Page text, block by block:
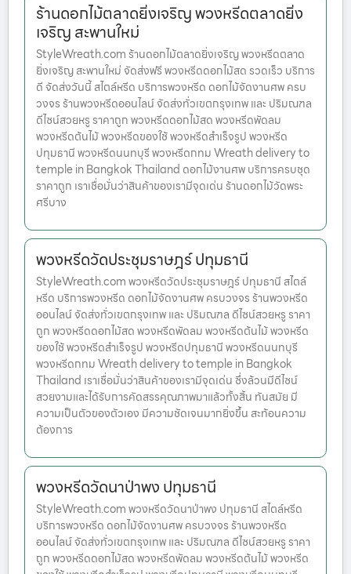
ร้านดอกไม้ตลาดยิ่งเจริญ พวงหรีดตลาดยิ่ง
เจริญ สะพานใหม่
StyleWreath.com ร้านดอกไม้ตลาดยิ่งเจริญ พวงหรีดตลาด
ยิ่งเจริญ สะพานใหม่ จัดส่งฟรี พวงหรีดดอกไม้สด รวดเร็ว บริการ
ดี จัดส่งวันนี้ สไตล์หรีด บริการพวงหรีด ดอกไม้จัดงานศพ ครบ
วงจร ร้านพวงหรีดออนไลน์ จัดส่งทั่วเขตกรุงเทพ และ ปริมณฑล
ดีไซน์สวยหรู ราคาถูก พวงหรีดดอกไม้สด พวงหรีดพัดลม
พวงหรีดต้นไม้ พวงหรีดของใช้ พวงหรีดสำเร็จรูป พวงหรีด
ปทุมธานี พวงหรีดนนทบุรี พวงหรีดกทม Wreath delivery to
temple in Bangkok Thailand ดอกไม้งานศพ บริการครบชุด
ราคาถูก เราเชื่อมั่นว่าสินค้าของเรามีจุดเด่น ร้านดอกไม้วัดพระ
ศรีบาง
พวงหรีดวัดประชุมราษฎร์ ปทุมธานี
StyleWreath.com พวงหรีดวัดประชุมราษฎร์ ปทุมธานี สไตล์
หรีด บริการพวงหรีด ดอกไม้จัดงานศพ ครบวงจร ร้านพวงหรีด
ออนไลน์ จัดส่งทั่วเขตกรุงเทพ และ ปริมณฑล ดีไซน์สวยหรู ราคา
ถูก พวงหรีดดอกไม้สด พวงหรีดพัดลม พวงหรีดต้นไม้ พวงหรีด
ของใช้ พวงหรีดสำเร็จรูป พวงหรีดปทุมธานี พวงหรีดนนทบุรี
พวงหรีดกทม Wreath delivery to temple in Bangkok
Thailand เราเชื่อมั่นว่าสินค้าของเรามีจุดเด่น ซึ่งล้วนมีดีไซน์
สวยงามและได้รับการคัดสรรคุณภาพมาแล้วทั้งสิ้น ทันสมัย มี
ความเป็นตัวของตัวเอง มีความชัดเจนมากยิ่งขึ้น สะท้อนความ
ต้องการ
พวงหรีดวัดนาป่าพง ปทุมธานี
StyleWreath.com พวงหรีดวัดนาป่าพง ปทุมธานี สไตล์หรีด
บริการพวงหรีด ดอกไม้จัดงานศพ ครบวงจร ร้านพวงหรีด
ออนไลน์ จัดส่งทั่วเขตกรุงเทพ และ ปริมณฑล ดีไซน์สวยหรู ราคา
ถูก พวงหรีดดอกไม้สด พวงหรีดพัดลม พวงหรีดต้นไม้ พวงหรีด